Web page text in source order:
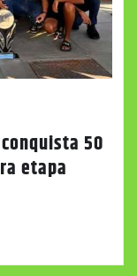
50
etapa